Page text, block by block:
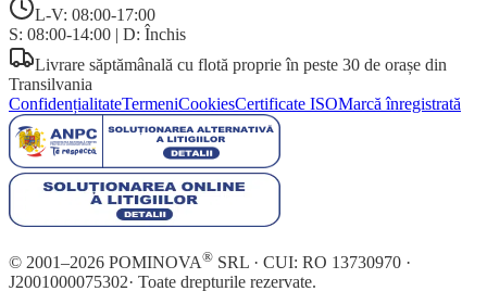
L-V: 08:00-17:00
S: 08:00-14:00 | D: Închis
Livrare săptămânală cu flotă proprie în peste 30 de orașe din
Transilvania
ConfidențialitateTermeniCookiesCertificate ISOMarcă înregistrată
© 2001–2026 POMINOVA® SRL · CUI: RO 13730970 ·
J2001000075302· Toate drepturile rezervate.